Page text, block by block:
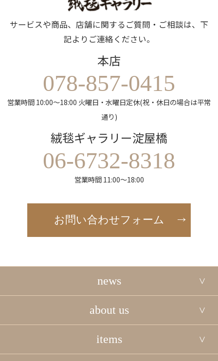
サービスや商品、店舗に関するご質問・ご相談は、下
記よりご連絡ください。
本店
078-857-0415
営業時間 10:00～18:00 火曜日・水曜日定休(祝・休日の場合は平常
通り)
絨毯ギャラリー淀屋橋
06-6732-8318
営業時間 11:00～18:00
お問い合わせフォーム
news
about us
items